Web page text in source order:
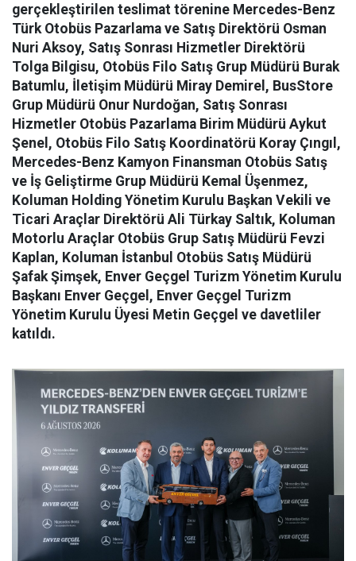
gerçekleştirilen teslimat törenine Mercedes-Benz
Türk Otobüs Pazarlama ve Satış Direktörü Osman
Nuri Aksoy, Satış Sonrası Hizmetler Direktörü
Tolga Bilgisu, Otobüs Filo Satış Grup Müdürü Burak
Batumlu, İletişim Müdürü Miray Demirel, BusStore
Grup Müdürü Onur Nurdoğan, Satış Sonrası
Hizmetler Otobüs Pazarlama Birim Müdürü Aykut
Şenel, Otobüs Filo Satış Koordinatörü Koray Çıngıl,
Mercedes-Benz Kamyon Finansman Otobüs Satış
ve İş Geliştirme Grup Müdürü Kemal Üşenmez,
Koluman Holding Yönetim Kurulu Başkan Vekili ve
Ticari Araçlar Direktörü Ali Türkay Saltık, Koluman
Motorlu Araçlar Otobüs Grup Satış Müdürü Fevzi
Kaplan, Koluman İstanbul Otobüs Satış Müdürü
Şafak Şimşek, Enver Geçgel Turizm Yönetim Kurulu
Başkanı Enver Geçgel, Enver Geçgel Turizm
Yönetim Kurulu Üyesi Metin Geçgel ve davetliler
katıldı.